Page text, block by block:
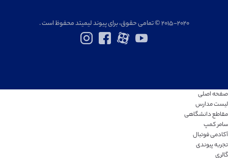
۲۰۱۵-۲۰۲۰ © تمامی حقوق، برای پیوند لیمیتد محفوظ است .
صفحه اصلی
لیست مدارس
مقاطع دانشگاهی
سامر کمپ
آکادمی فوتبال
تجربه پیوندی
گالری